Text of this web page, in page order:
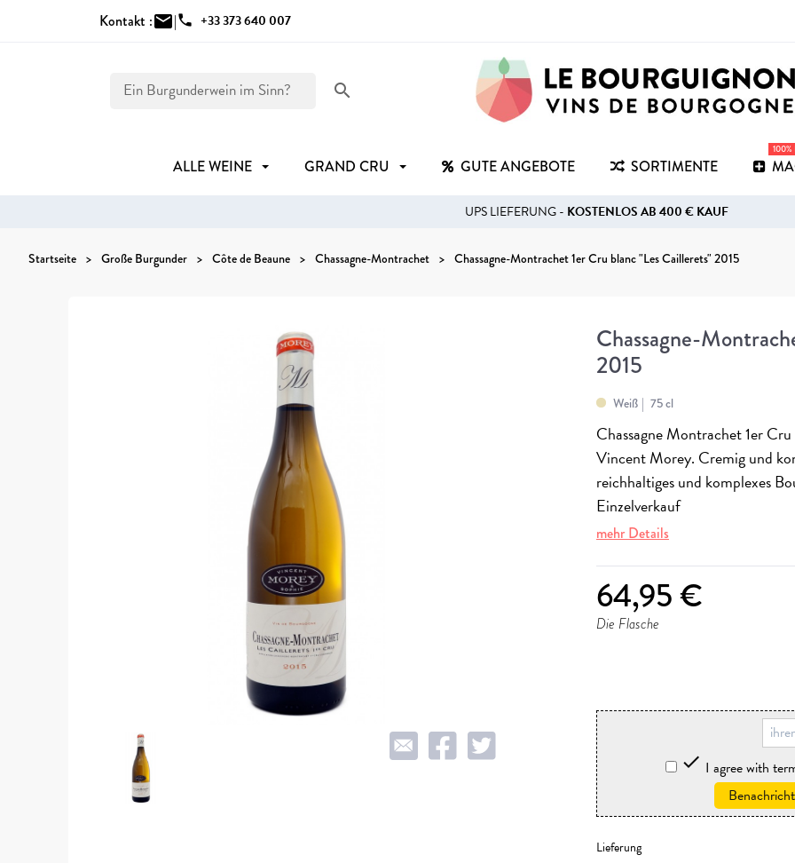
Kontakt :mail|phone +33 373 640 007
search
ALLE WEINE GRAND CRU GUTE ANGEBOTE SORTIMENTE
UPS LIEFERUNG - KOSTENLOS AB 400 € KAUF
Startseite Große Burgunder Côte de Beaune Chassagne-Montrachet Chassagne-Montrachet 1er Cru blanc "Les Caillerets" 2015
Chassagne-
2015
Weiß 75 cl
Chassagne Montrachet 1er
Vincent Morey. Cremig und
reichhaltiges und komplexes
Einzelverkauf
mehr Details
64,95 €
Die Flasche
 I agree with
Lieferung